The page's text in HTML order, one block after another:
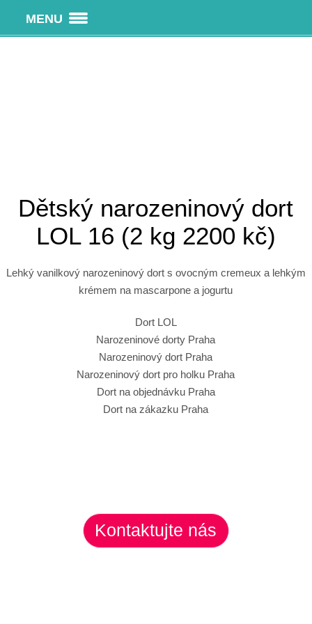
MENU
Dětský narozeninový dort
LOL 16 (2 kg 2200 kč)
Lehký vanilkový narozeninový dort s ovocným cremeux a lehkým
krémem na mascarpone a jogurtu
Dort LOL
Narozeninové dorty Praha
Narozeninový dort Praha
Narozeninový dort pro holku Praha
Dort na objednávku Praha
Dort na zákazku Praha
Kontaktujte nás